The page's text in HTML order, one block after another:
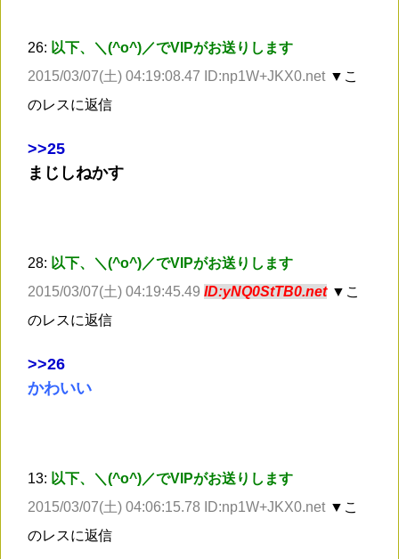
26: 以下、＼(^o^)／でVIPがお送りします
2015/03/07(土) 04:19:08.47 ID:np1W+JKX0.net ▼こ
のレスに返信
>>25
まじしねかす
28: 以下、＼(^o^)／でVIPがお送りします
2015/03/07(土) 04:19:45.49 ID:yNQ0StTB0.net ▼こ
のレスに返信
>>26
かわいい
13: 以下、＼(^o^)／でVIPがお送りします
2015/03/07(土) 04:06:15.78 ID:np1W+JKX0.net ▼こ
のレスに返信